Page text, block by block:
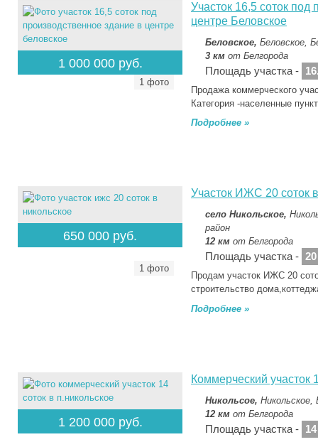
1 000 000 руб.
1 фото
Участок 16,5 соток под
центре Беловское
Беловское, Беловское,
3 км от Белгорода
Площадь участка -
Продажа коммерческого
Категория -населенные
Подробнее »
650 000 руб.
1 фото
Участок ИЖС 20 соток
село Никольское,
район
12 км от Белгорода
Площадь участка - 20
Продам участок ИЖС 20
строительство
Подробнее »
1 200 000 руб.
Коммерческий участок
Никольсое, Никольское,
12 км от Белгорода
Площадь участка - 14